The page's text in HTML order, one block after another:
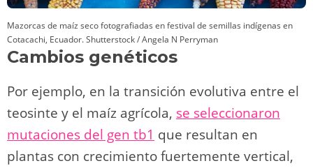
Mazorcas de maíz seco fotografiadas en festival de semillas indígenas en
Cotacachi, Ecuador.Shutterstock / Angela N Perryman
Cambios genéticos
Por ejemplo, en la transición evolutiva entre el
teosinte y el maíz agrícola, se seleccionaron
mutaciones del gen tb1 que resultan en
plantas con crecimiento fuertemente vertical,